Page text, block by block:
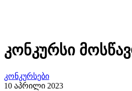
კონკურსი
კონკურსები
10 აპრილი 2023